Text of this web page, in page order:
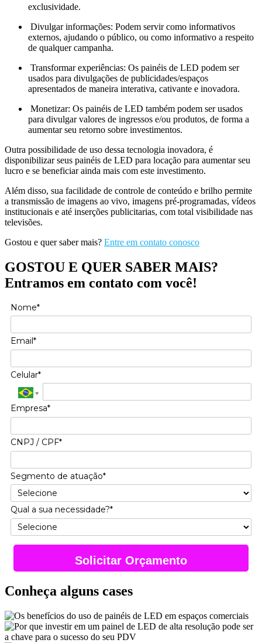
exclusividade.
Divulgar informações: Podem servir como informativos
externos, ajudando o público, ou como informativo a respeito
de qualquer campanha.
Transformar experiências: Os painéis de LED podem ser
usados para divulgações de publicidades/espaços
apresentados de maneira interativa, cativante e inovadora.
Monetizar: Os painéis de LED também podem ser usados
para divulgar valores de ingressos e/ou produtos, de forma a
aumentar seu retorno sobre investimentos.
Outra possibilidade de uso dessa tecnologia inovadora, é
disponibilizar seus painéis de LED para locação para aumentar seu
lucro e se beneficiar ainda mais com este investimento.
Além disso, sua facilidade de controle de conteúdo e brilho permite
a transmissão de imagens ao vivo, imagens pré-programadas, vídeos
institucionais e até inserções publicitarias, com total visibilidade nas
televisões.
Gostou e quer saber mais? Entre em contato conosco
GOSTOU E QUER SABER MAIS?
Entramos em contato com você!
Nome*
Email*
Celular*
Empresa*
CNPJ / CPF*
Segmento de atuação*
Qual a sua necessidade?*
Solicitar Orçamento
Conheça alguns cases